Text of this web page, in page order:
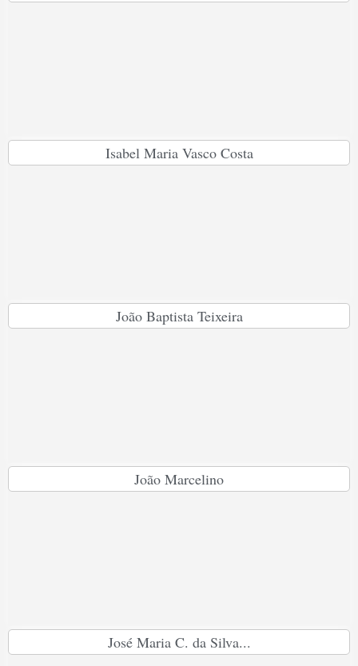
Isabel Maria Vasco Costa
João Baptista Teixeira
João Marcelino
José Maria C. da Silva...